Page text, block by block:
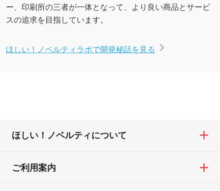
ー、印刷所の三者が一体となって、より良い商品とサービ
スの追求を目指しています。
ほしい！ノベルティラボで開発秘話を見る
ほしい！ノベルティについて
ご利用案内